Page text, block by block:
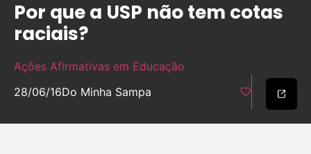
Por que a USP não tem cotas
raciais?
Ações Afirmativas em Educação
28/06/16Do Minha Sampa